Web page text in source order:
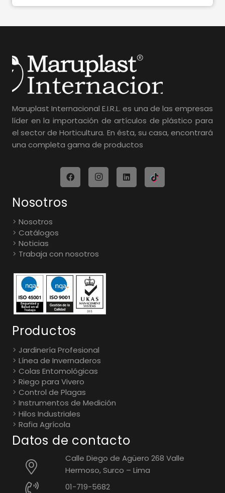
Maruplast Internacional E.I.R.L. es una de las empresas
líder en la importación de artículos de plástico para
el sector de Horticultura. En ésta, su casa, encontrará
una completa gama de productos
Nosotros
Nosotros
Catálogos
Noticias
Trabaja con nosotros
Productos
Jardinería Profesional
Línea de Invernaderos
Colas Entomológicas
Riego para Vivero
Control de Plagas
Instrumentos de Medición
Hilos Industriales
Rafia Agrícola
Datos de contacto
Calle Diego de Agüero 268 Valle
Hermoso, Surco – Lima
01-719-5682